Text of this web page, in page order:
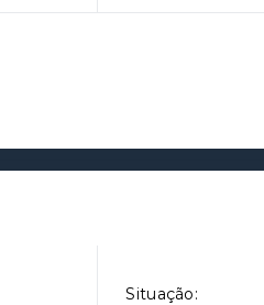
Situação: